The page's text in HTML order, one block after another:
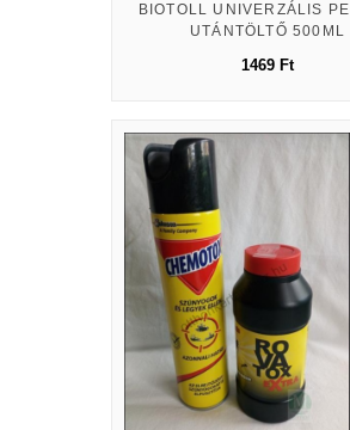
BIOTOLL UNIVERZÁLIS
UTÁNTÖLTŐ 500ML
1469 Ft